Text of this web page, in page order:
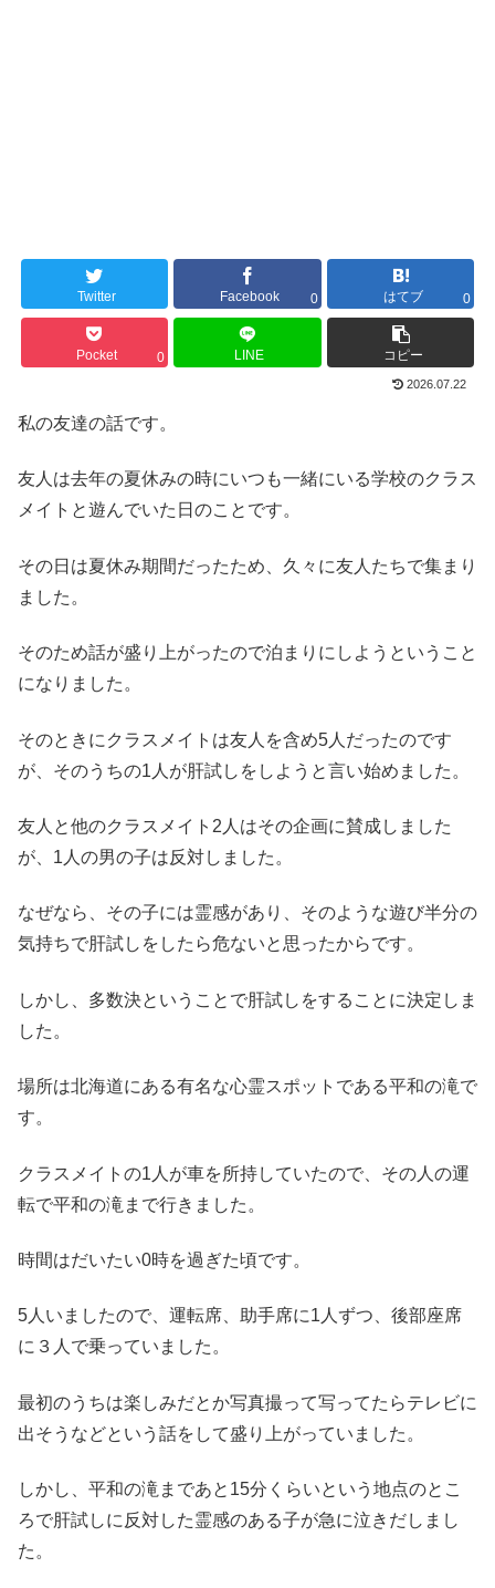
Twitter Facebook 0 はてブ 0
Pocket 0 LINE コピー
2026.07.22
私の友達の話です。
友人は去年の夏休みの時にいつも一緒にいる学校のクラス
メイトと遊んでいた日のことです。
その日は夏休み期間だったため、久々に友人たちで集まり
ました。
そのため話が盛り上がったので泊まりにしようということ
になりました。
そのときにクラスメイトは友人を含め5人だったのです
が、そのうちの1人が肝試しをしようと言い始めました。
友人と他のクラスメイト2人はその企画に賛成しました
が、1人の男の子は反対しました。
なぜなら、その子には霊感があり、そのような遊び半分の
気持ちで肝試しをしたら危ないと思ったからです。
しかし、多数決ということで肝試しをすることに決定しま
した。
場所は北海道にある有名な心霊スポットである平和の滝で
す。
クラスメイトの1人が車を所持していたので、その人の運
転で平和の滝まで行きました。
時間はだいたい0時を過ぎた頃です。
5人いましたので、運転席、助手席に1人ずつ、後部座席
に３人で乗っていました。
最初のうちは楽しみだとか写真撮って写ってたらテレビに
出そうなどという話をして盛り上がっていました。
しかし、平和の滝まであと15分くらいという地点のとこ
ろで肝試しに反対した霊感のある子が急に泣きだしまし
た。